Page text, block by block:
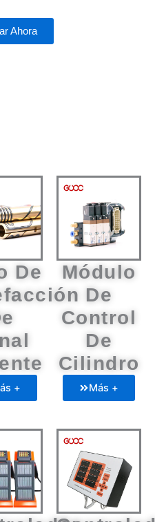
Ahora
De
+
Módulo
De
Control
De
Cilindro
Más +